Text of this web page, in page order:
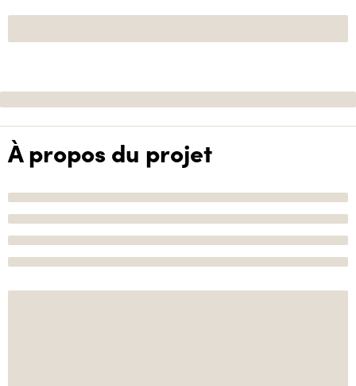
À propos du projet